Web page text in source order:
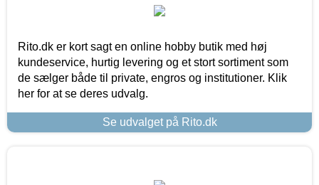
Rito.dk er kort sagt en online hobby butik med høj
kundeservice, hurtig levering og et stort sortiment som
de sælger både til private, engros og institutioner. Klik
her for at se deres udvalg.
Se udvalget på Rito.dk